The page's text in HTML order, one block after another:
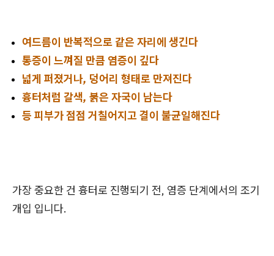
여드름이 반복적으로 같은 자리에 생긴다
통증이 느껴질 만큼 염증이 깊다
넓게 퍼졌거나, 덩어리 형태로 만져진다
흉터처럼 갈색, 붉은 자국이 남는다
등 피부가 점점 거칠어지고 결이 불균일해진다
가장 중요한 건 흉터로 진행되기 전, 염증 단계에서의 조기
개입 입니다.